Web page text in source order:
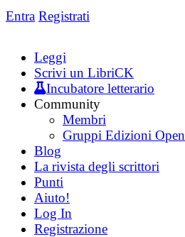
Entra Registrati
Leggi
Scrivi un LibriCK
Incubatore letterario
Community
Membri
Gruppi Edizioni Open
Blog
La rivista degli scrittori
Punti
Aiuto!
Log In
Registrazione